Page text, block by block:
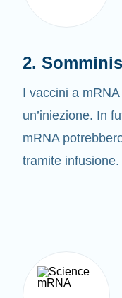
2.
I vaccini a
un’iniezione. In
mRNA
tramite infusione.